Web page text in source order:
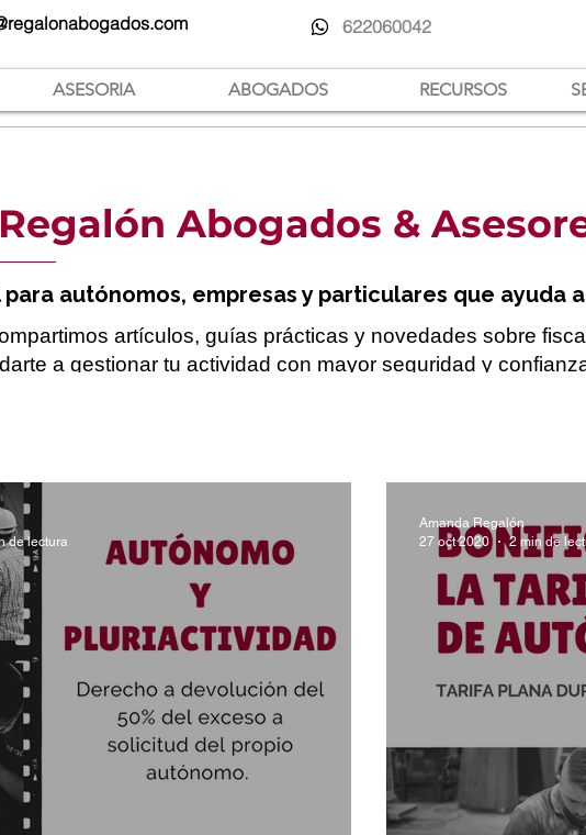
622060042
ASESORIA ABOGADOS RECURSOS
Regalón Abogados &
autónomos, empresas y particulares que ayuda
artículos, guías prácticas y novedades sobre
a gestionar tu actividad con mayor seguridad y
de lectura
Amanda Regalón
27 oct 2020
2 min de